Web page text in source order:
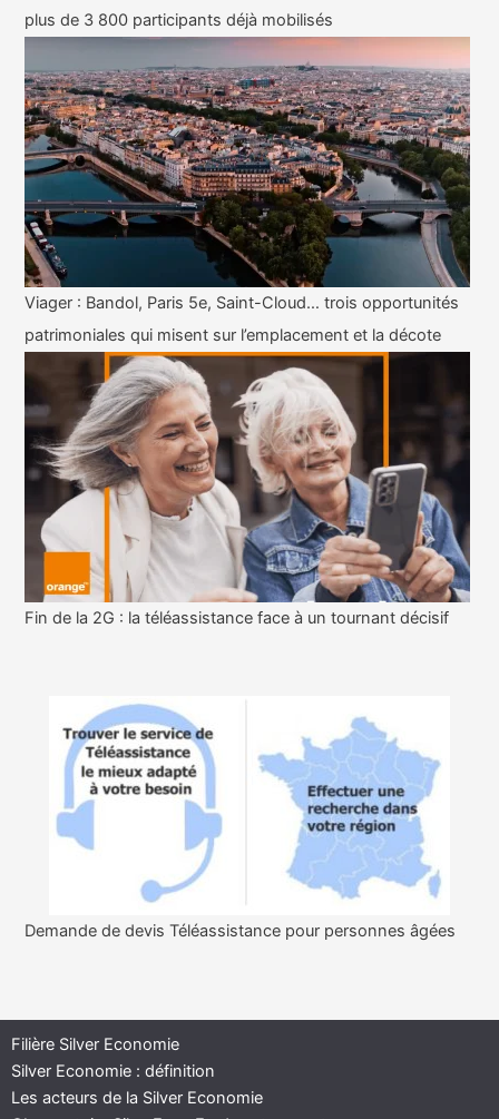
plus de 3 800 participants déjà mobilisés
Viager : Bandol, Paris 5e, Saint-Cloud… trois opportunités
patrimoniales qui misent sur l’emplacement et la décote
Fin de la 2G : la téléassistance face à un tournant décisif
Demande de devis Téléassistance pour personnes âgées
Filière Silver Economie
Silver Economie : définition
Les acteurs de la Silver Economie